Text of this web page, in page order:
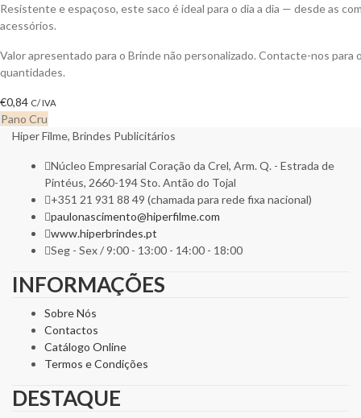
Resistente e espaçoso, este saco é ideal para o dia a dia — desde as
acessórios.
Valor apresentado para o Brinde não personalizado. Contacte-nos
quantidades.
€0,84 C/ IVA
Pano Cru
Hiper Filme, Brindes Publicitários
Núcleo Empresarial Coração da Crel, Arm. Q. - Estrada de
Pintéus, 2660-194 Sto. Antão do Tojal
+351 21 931 88 49 (chamada para rede fixa nacional)
paulonascimento@hiperfilme.com
www.hiperbrindes.pt
Seg - Sex / 9:00 - 13:00 - 14:00 - 18:00
INFORMAÇÕES
Sobre Nós
Contactos
Catálogo Online
Termos e Condições
DESTAQUE